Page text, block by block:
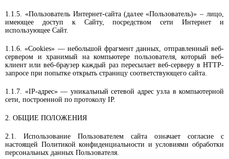
1.1.5. «Пользователь Интернет-сайта (далее «Пользователь)» – лицо,
имеющее доступ к Сайту, посредством сети Интернет и
использующее Сайт.
1.1.6. «Cookies» — небольшой фрагмент данных, отправленный веб-
сервером и хранимый на компьютере пользователя, который веб-
клиент или веб-браузер каждый раз пересылает веб-серверу в HTTP-
запросе при попытке открыть страницу соответствующего сайта.
1.1.7. «IP-адрес» — уникальный сетевой адрес узла в компьютерной
сети, построенной по протоколу IP.
2. ОБЩИЕ ПОЛОЖЕНИЯ
2.1. Использование Пользователем сайта означает согласие с
настоящей Политикой конфиденциальности и условиями обработки
персональных данных Пользователя.